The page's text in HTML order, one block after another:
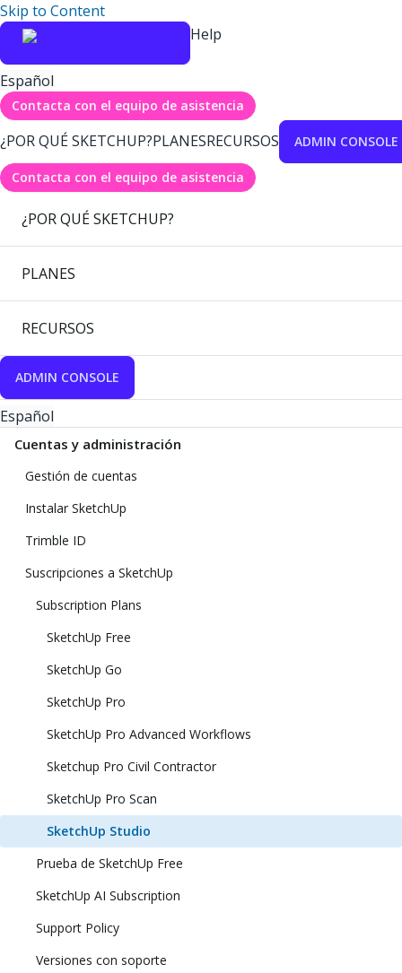
Skip to Content
Help
Español
Contacta con el equipo de asistencia
¿POR QUÉ SKETCHUP?PLANESRECURSOS ADMIN CONSOLE
Contacta con el equipo de asistencia
¿POR QUÉ SKETCHUP?
PLANES
RECURSOS
ADMIN CONSOLE
Español
Cuentas y administración
Gestión de cuentas
Instalar SketchUp
Trimble ID
Suscripciones a SketchUp
Subscription Plans
SketchUp Free
SketchUp Go
SketchUp Pro
SketchUp Pro Advanced Workflows
Sketchup Pro Civil Contractor
SketchUp Pro Scan
SketchUp Studio
Prueba de SketchUp Free
SketchUp AI Subscription
Support Policy
Versiones con soporte